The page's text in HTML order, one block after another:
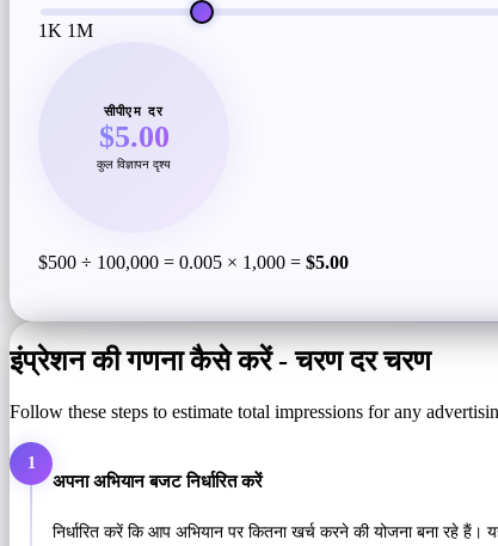
1K 1M
सीपीएम दर
$5.00
कुल विज्ञापन दृश्य
$500 ÷ 100,000 = 0.005 × 1,000 = $5.00
इंप्रेशन की गणना कैसे करें - चरण दर चरण
Follow these steps to estimate total impressions for any
1
अपना अभियान बजट निर्धारित करें
निर्धारित करें कि आप अभियान पर कितना खर्च करने की योजना बना रहे